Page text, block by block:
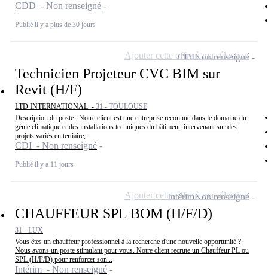
CDD - Non renseigné
Publié il y a plus de 30 jours
Technicien Projeteur CVC BIM sur
Revit (H/F)
LTD INTERNATIONAL - 31 - TOULOUSE
Description du poste : Notre client est une entreprise reconnue dans le domaine du
génie climatique et des installations techniques du bâtiment, intervenant sur des
projets variés en tertiaire,...
CDI - Non renseigné
Publié il y a 11 jours
CDINon renseigné
Ajouter cette offre à ma sélection
CHAUFFEUR SPL BOM (H/F/D)
31 - LUX
Vous êtes un chauffeur professionnel à la recherche d'une nouvelle opportunité ?
Nous avons un poste stimulant pour vous. Notre client recrute un Chauffeur PL ou
SPL (H/F/D) pour renforcer son...
Intérim - Non renseigné
IntérimNon renseigné
Ajouter cette offre à ma sélection